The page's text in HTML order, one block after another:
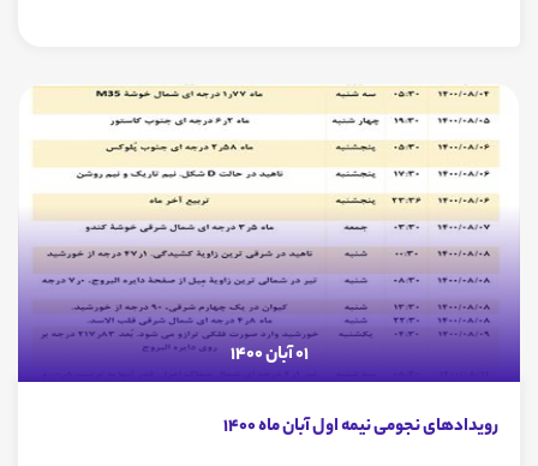
01 آبان 1400
رویدادهای نجومی نیمه اول آبان ماه 1400